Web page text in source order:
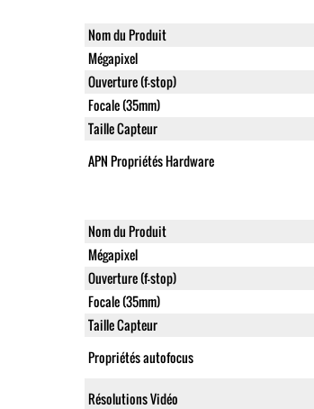
Nom du Produit
Mégapixel
Ouverture (f-stop)
Focale (35mm)
Taille Capteur
APN Propriétés Hardware
Nom du Produit
Mégapixel
Ouverture (f-stop)
Focale (35mm)
Taille Capteur
Propriétés autofocus
Résolutions Vidéo